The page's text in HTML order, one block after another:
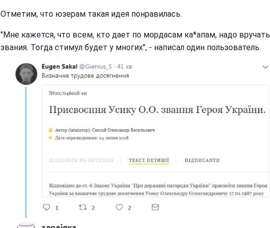
Отметим, что юзерам такая идея понравилась.
"Мне кажется, что всем, кто дает по мордасам ка*апам, надо вручать
звания. Тогда стимул будет у многих", - написал один пользователь.